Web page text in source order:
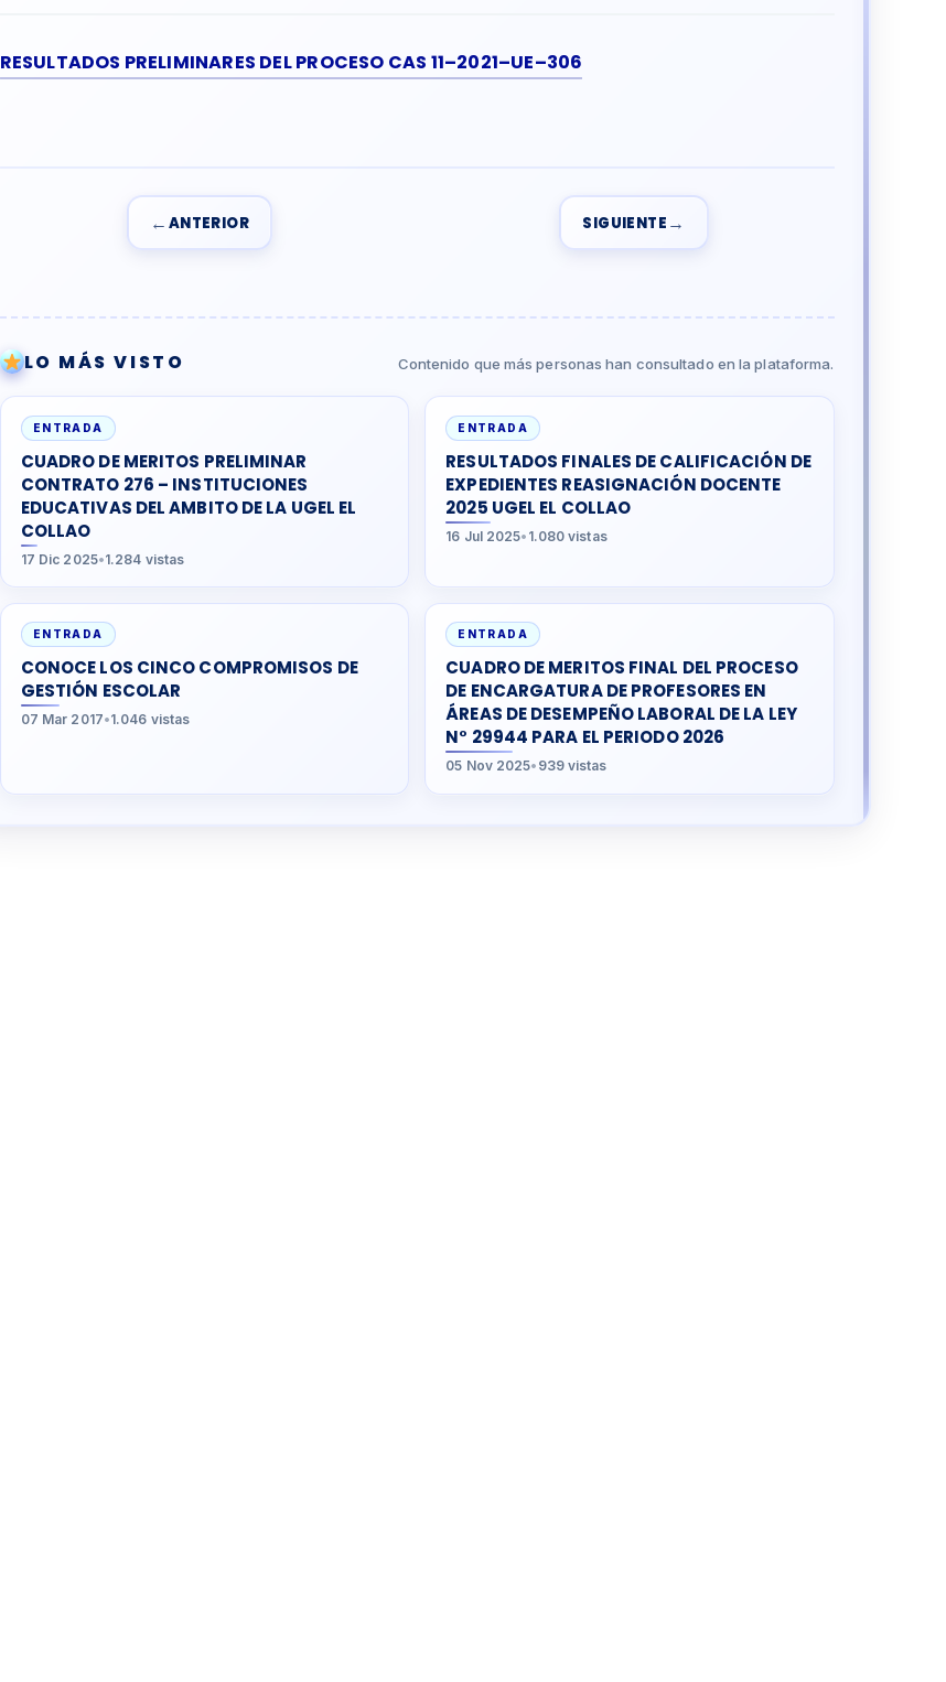
RESULTADOS PRELIMINARES DEL PROCESO CAS 11–2021–UE–306
← ANTERIOR SIGUIENTE →
LO MÁS VISTO Contenido que más personas han consultado en la plataforma.
ENTRADA
CUADRO DE MERITOS PRELIMINAR
CONTRATO 276 – INSTITUCIONES
EDUCATIVAS DEL AMBITO DE LA UGEL EL
COLLAO
17 Dic 2025•1.284 vistas
ENTRADA
RESULTADOS FINALES DE CALIFICACIÓN DE
EXPEDIENTES REASIGNACIÓN DOCENTE
2025 UGEL EL COLLAO
16 Jul 2025• 1.080 vistas
ENTRADA
CONOCE LOS CINCO COMPROMISOS DE
GESTIÓN ESCOLAR
07 Mar 2017•1.046 vistas
ENTRADA
CUADRO DE MERITOS FINAL DEL PROCESO
DE ENCARGATURA DE PROFESORES EN
ÁREAS DE DESEMPEÑO LABORAL DE LA LEY
N° 29944 PARA EL PERIODO 2026
05 Nov 2025• 939 vistas